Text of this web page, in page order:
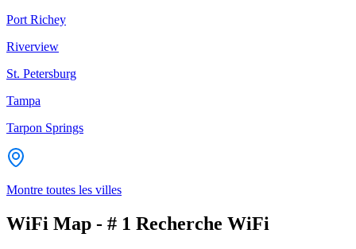
Port Richey
Riverview
St. Petersburg
Tampa
Tarpon Springs
Montre toutes les villes
WiFi Map - # 1 Recherche WiFi